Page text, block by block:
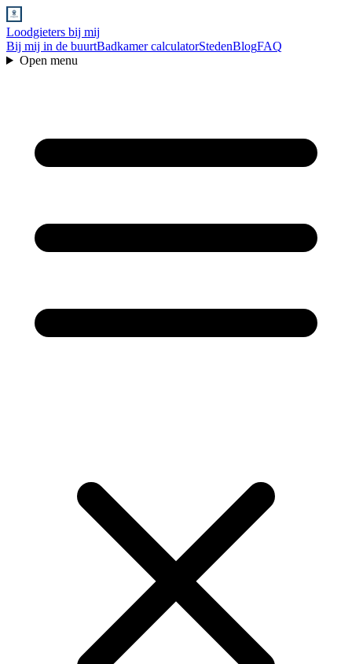
Loodgieters bij mij
Bij mij in de buurtBadkamer calculatorStedenBlogFAQ
Open menu